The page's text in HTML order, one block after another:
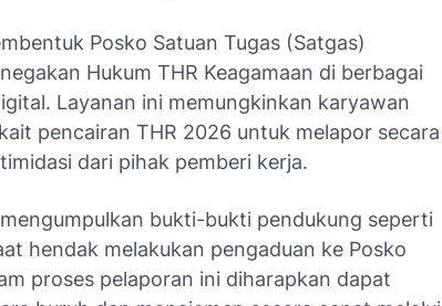
Posko Satuan Tugas (Satgas)
Hukum THR Keagamaan di berbagai
Layanan ini memungkinkan karyawan
pencairan THR 2026 untuk melapor secara
dari pihak pemberi kerja.
bukti-bukti pendukung seperti
hendak melakukan pengaduan ke Posko
proses pelaporan ini diharapkan dapat